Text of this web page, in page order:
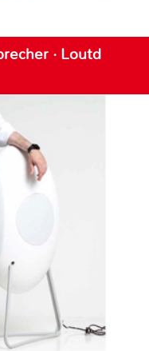
· Loutd